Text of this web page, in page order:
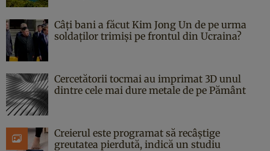
Câți bani a făcut Kim Jong Un de pe urma
soldaților trimiși pe frontul din Ucraina?
Cercetătorii tocmai au imprimat 3D unul
dintre cele mai dure metale de pe Pământ
Creierul este programat să recâștige
greutatea pierdută, indică un studiu